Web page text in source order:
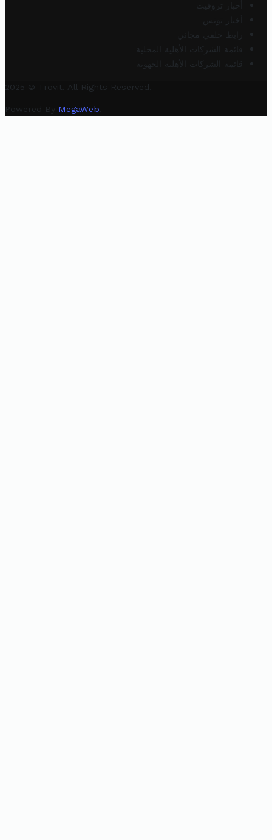
أخبار تروفيت
أخبار تونس
رابط خلفي مجاني
قائمة الشركات الأهلية المحلية
قائمة الشركات الأهلية الجهوية
2025 © Trovit. All Rights Reserved.
Powered By MegaWeb